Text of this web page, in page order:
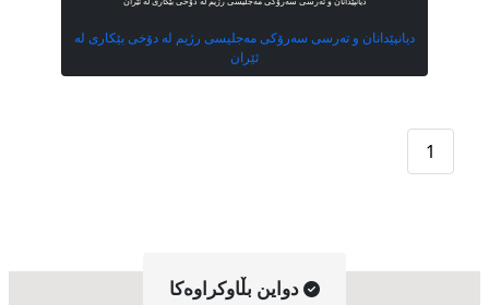
دیانپێدانان و تەرسی سەرۆکی مەجلیسی رژیم لە دۆخی بێکاری لە
ئێران
1
دواین بڵاوکراوه‌کا